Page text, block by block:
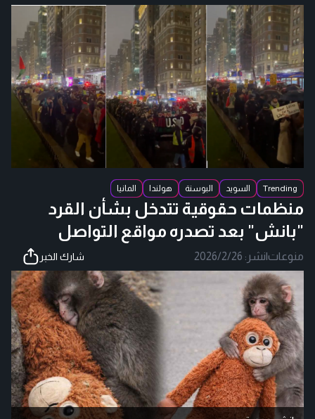
Trending السويد البوسنة هولندا المانيا
منظمات حقوقية تتدخل بشأن القرد
"بانش" بعد تصدره مواقع التواصل
منوعات|نشر: 2026/2/26 شارك الخبر